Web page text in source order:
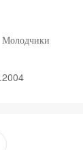
Молодчики